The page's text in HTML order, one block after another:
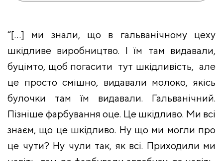
“[…] ми знали, що в гальванічному цеху
шкідливе виробництво. І їм там видавали,
буцімто, щоб погасити тут шкідливість, але
це просто смішно, видавали молоко, якісь
булочки там їм видавали. Гальванічний.
Пізніше фарбування оце. Це шкідливо. Ми всі
знаєм, що це шкідливо. Ну що ми могли про
це чути? Ну чули так, як всі. Приходили ми